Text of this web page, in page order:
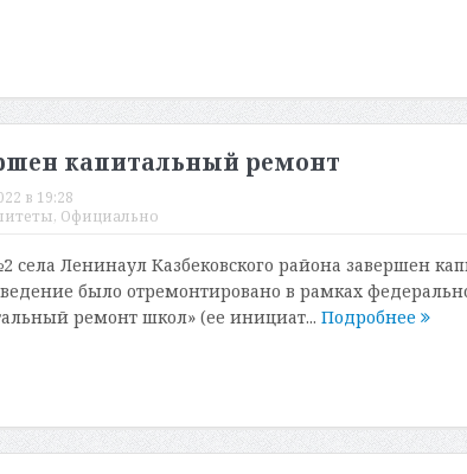
капитальный ремонт
в 19:28
, Официально
села Ленинаул Казбековского района завершен
было отремонтировано в рамках
ремонт школ» (ее инициат... Подробнее